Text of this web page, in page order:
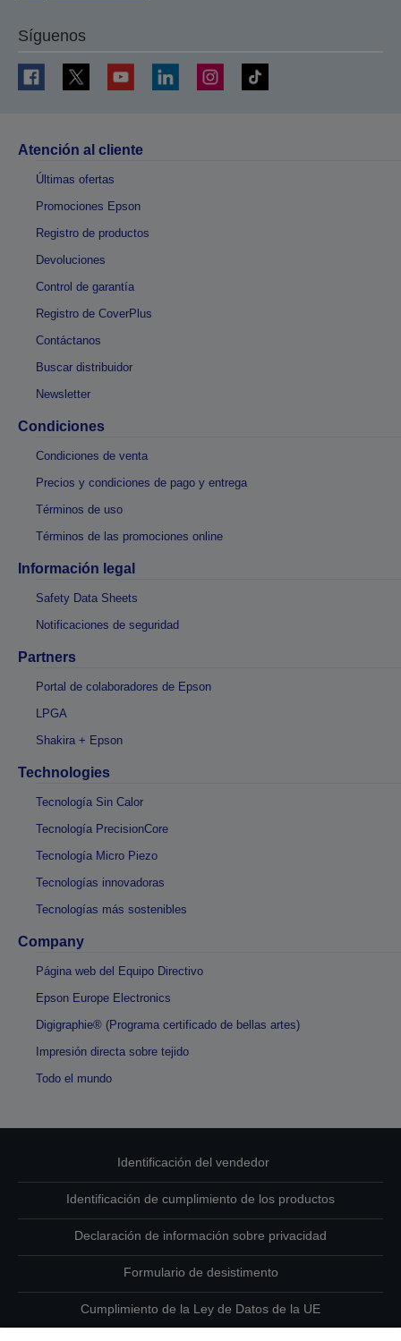
Síguenos
Atención al cliente
Últimas ofertas
Promociones Epson
Registro de productos
Devoluciones
Control de garantía
Registro de CoverPlus
Contáctanos
Buscar distribuidor
Newsletter
Condiciones
Condiciones de venta
Precios y condiciones de pago y entrega
Términos de uso
Términos de las promociones online
Información legal
Safety Data Sheets
Notificaciones de seguridad
Partners
Portal de colaboradores de Epson
LPGA
Shakira + Epson
Technologies
Tecnología Sin Calor
Tecnología PrecisionCore
Tecnología Micro Piezo
Tecnologías innovadoras
Tecnologías más sostenibles
Company
Página web del Equipo Directivo
Epson Europe Electronics
Digigraphie® (Programa certificado de bellas artes)
Impresión directa sobre tejido
Todo el mundo
Identificación del vendedor
Identificación de cumplimiento de los productos
Declaración de información sobre privacidad
Formulario de desistimento
Cumplimiento de la Ley de Datos de la UE